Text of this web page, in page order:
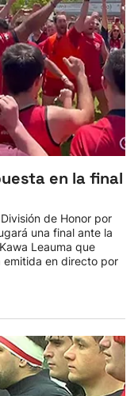
en la final
de Honor por
una final ante la
Leauma que
emitida en directo por